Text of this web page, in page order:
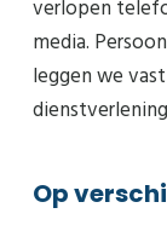
verlopen
media.
leggen we
Op